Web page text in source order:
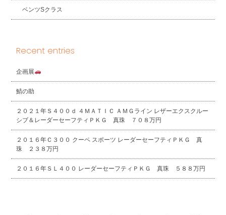
ベンツSクラス
Recent entries
企画展
鯖の助
２０２１年Ｓ４００ｄ ４ＭＡＴＩＣ ＡＭＧライン レザーエクスクルー
シブ＆レーダーセーフティＰＫＧ 真珠 ７０８万円
２０１６年Ｃ３００ クーペ スポーツ レーダーセーフティＰＫＧ 真
珠 ２３８万円
２０１６年ＳＬ４００ レーダーセーフティＰＫＧ 真珠 ５８８万円